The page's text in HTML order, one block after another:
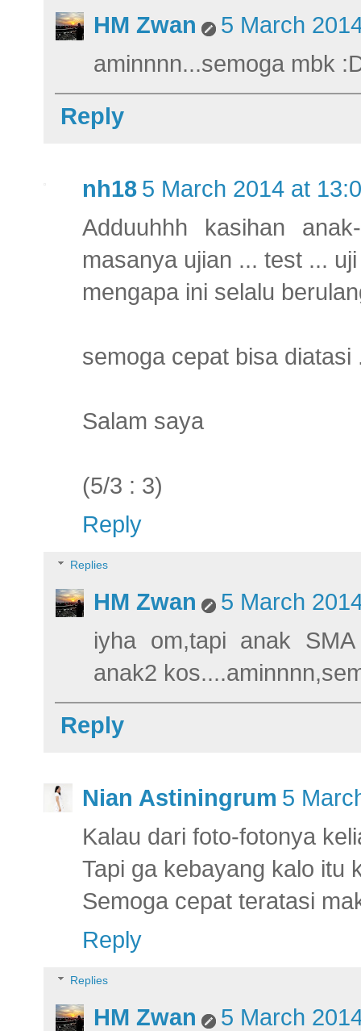
HM Zwan
5 March
aminnnn...semoga mbk
Reply
nh18 5 March 2014 at
Adduuhhh kasihan
masanya ujian ... test ...
mengapa ini selalu
semoga cepat bisa
Salam saya
(5/3 : 3)
Reply
Replies
HM Zwan
5 March
iyha om,tapi anak
anak2
Reply
Nian Astiningrum 5
Kalau dari foto-fotonya
Tapi ga kebayang kalo itu
Semoga cepat teratasi
Reply
Replies
HM Zwan
5 March